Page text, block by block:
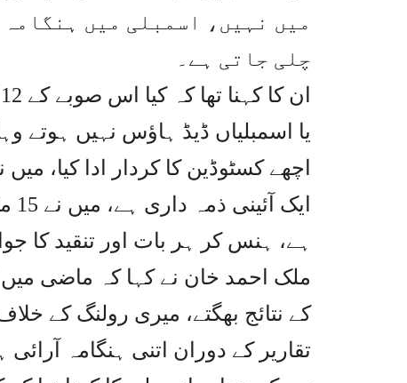
میں نہیں، اسمبلی میں
چلی جاتی ہے۔
یا اسمبلیاں ڈیڈ ہاؤس نہیں ہوتے
اچھے کسٹوڈین کا کردار ادا کیا،
ہے، ہنس کر ہر بات اور تنقید کا
ملک احمد خان نے کہا کہ ماضی
کے نتائج بھگتے، میری رولنگ کے
تقاریر کے دوران اتنی ہنگامہ